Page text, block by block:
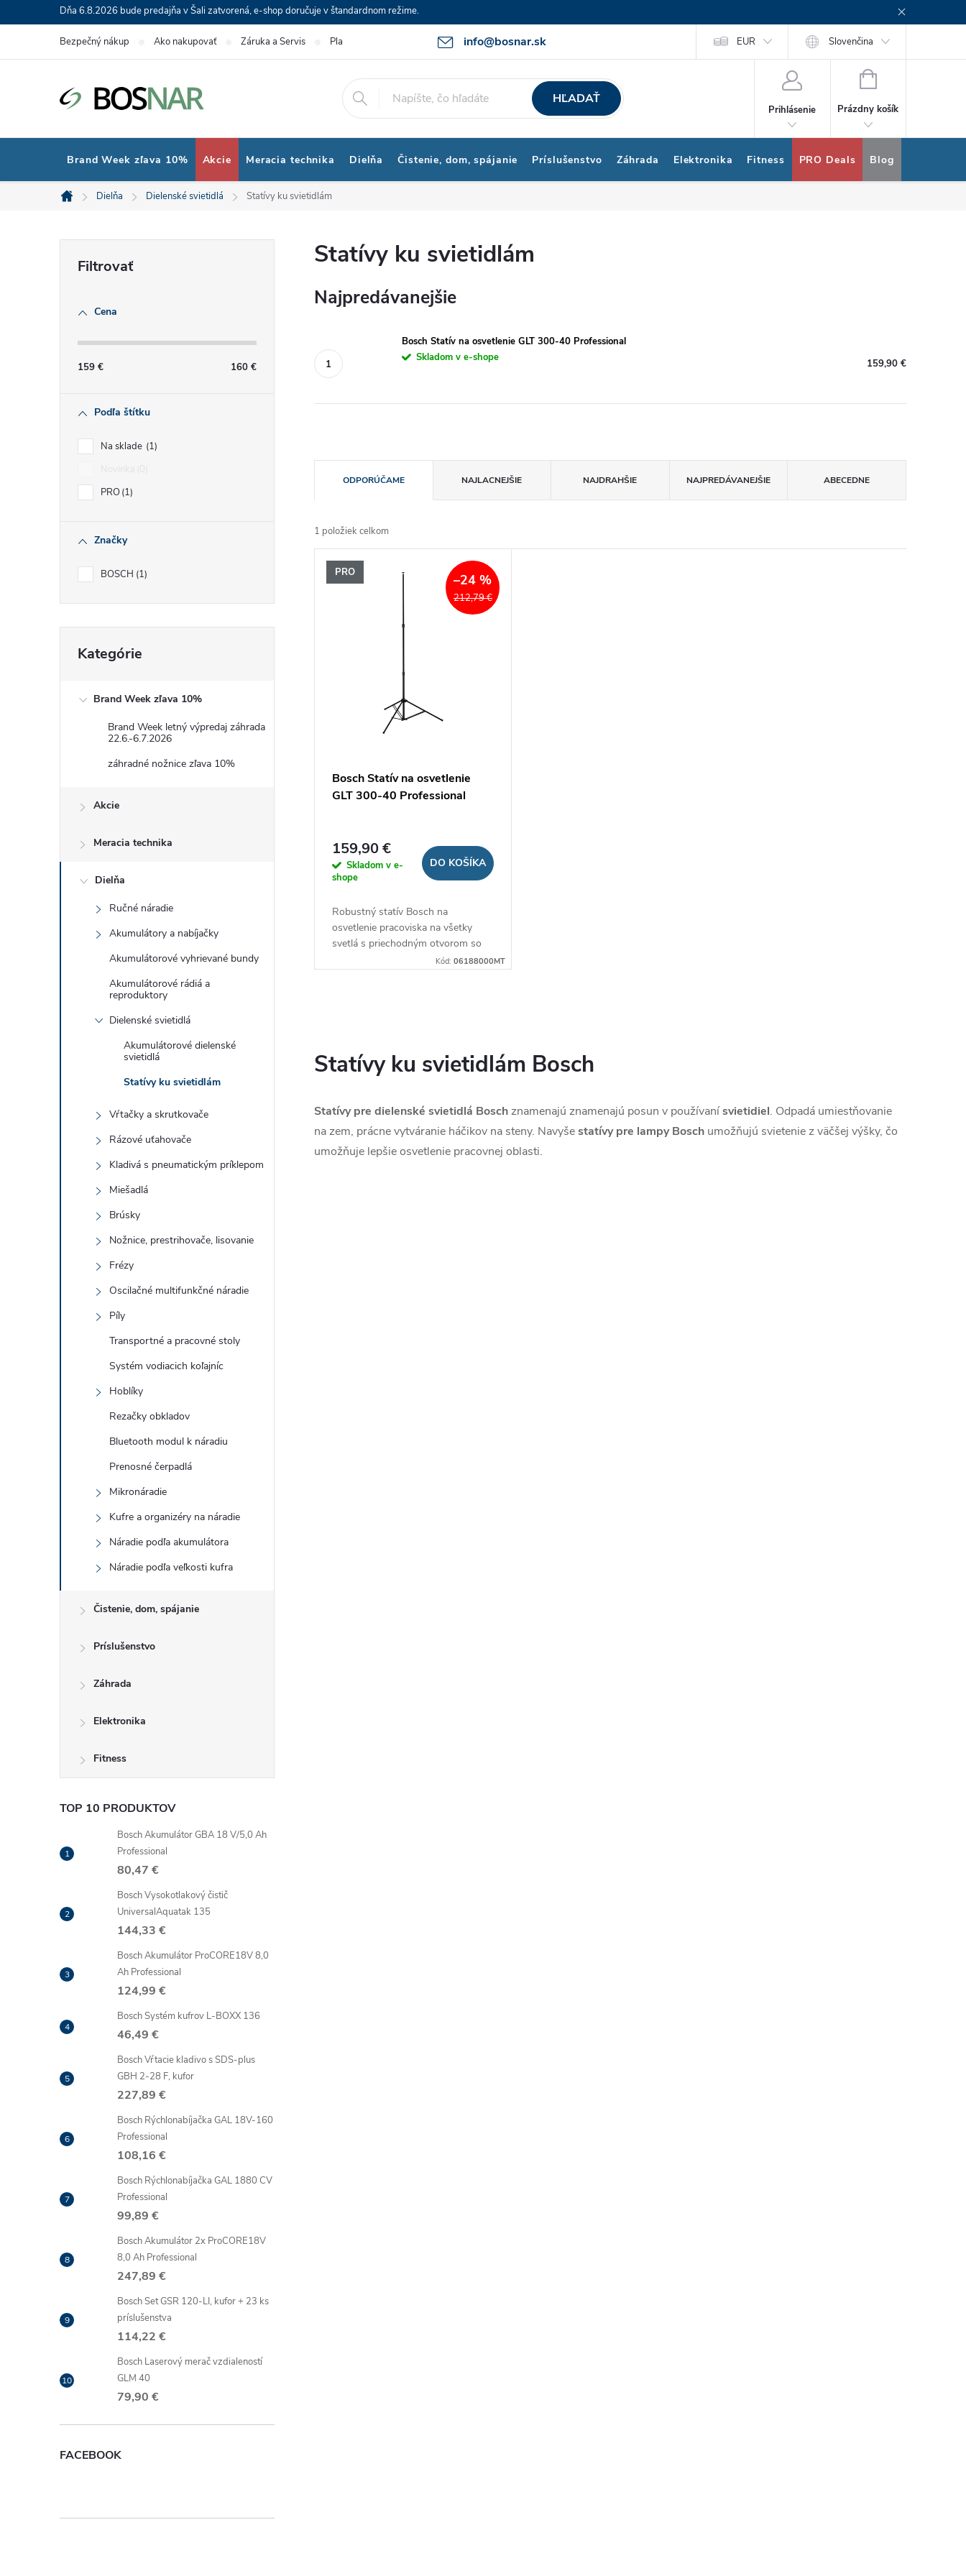
na
Dňa 6.8.2026 bude predajňa v Šali zatvorená, e-shop doručuje v štandardnom režime.
info@bosnar.sk
Bezpečný nákup Ako nakupovať Záruka a Servis Platby a Doprava Kontakty Obchodné podmienky Nákup na splátky Quatro
EUR Slovenčina
HĽADAŤ
Prihlásenie
NÁKUPNÝ
Prázdny košík
Brand Week zľava 10% Akcie Meracia technika Dielňa Čistenie, dom, spájanie Príslušenstvo Záhrada Elektronika Fitness PRO Deals Blog
Domov
Dielňa Dielenské svietidlá Statívy ku svietidlám
Cena
159 € 160 €
Podľa štítku
Na sklade 1
PRO 1
Značky
BOSCH 1
kategórie
Kategórie
Brand Week zľava 10%
Brand Week letný výpredaj záhrada
22.6.-6.7.2026
záhradné nožnice zľava 10%
Akcie
Meracia technika
Dielňa
Ručné náradie
Akumulátory a nabíjačky
Akumulátorové vyhrievané bundy
Akumulátorové rádiá a
reproduktory
Dielenské svietidlá
Akumulátorové dielenské
svietidlá
Statívy ku svietidlám
Vŕtačky a skrutkovače
Rázové uťahovače
Kladivá s pneumatickým príklepom
Miešadlá
Brúsky
Nožnice, prestrihovače, lisovanie
Frézy
Oscilačné multifunkčné náradie
Píly
Transportné a pracovné stoly
Systém vodiacich koľajníc
Hoblíky
Rezačky obkladov
Bluetooth modul k náradiu
Prenosné čerpadlá
Mikronáradie
Kufre a organizéry na náradie
Náradie podľa akumulátora
Náradie podľa veľkosti kufra
Čistenie, dom, spájanie
Príslušenstvo
Záhrada
Elektronika
Fitness
TOP 10 PRODUKTOV
Bosch Akumulátor GBA 18 V/5,0 Ah
Professional
80,47 €
Bosch Vysokotlakový čistič
UniversalAquatak 135
144,33 €
Bosch Akumulátor ProCORE18V 8,0
Ah Professional
124,99 €
Bosch Systém kufrov L-BOXX 136
46,49 €
Bosch Vŕtacie kladivo s SDS-plus
GBH 2-28 F, kufor
227,89 €
Bosch Rýchlonabíjačka GAL 18V-160
Professional
108,16 €
Bosch Rýchlonabíjačka GAL 1880 CV
Professional
99,89 €
Bosch Akumulátor 2x ProCORE18V
8,0 Ah Professional
247,89 €
Bosch Set GSR 120-LI, kufor + 23 ks
príslušenstva
114,22 €
Bosch Laserový merač vzdialeností
GLM 40
79,90 €
FACEBOOK
Statívy ku svietidlám
Najpredávanejšie
Bosch Statív na osvetlenie GLT 300-40 Professional
Skladom v e-shope
159,90 €
a
d
e
o
ODPORÚČAME NAJLACNEJŠIE NAJDRAHŠIE NAJPREDÁVANEJŠIE ABECEDNE
1 položiek celkom
V
t
PRO
212,79 €
–24 %
Bosch Statív na osvetlenie
GLT 300-40 Professional
159,90 €
Skladom v e-
shope
DO KOŠÍKA
Robustný statív Bosch na
osvetlenie pracoviska na všetky
svetlá s priechodným otvorom so
Kód:06188000MT
v
l
á
d
Statívy ku svietidlám Bosch
Statívy pre dielenské svietidlá Boschznamenajú znamenajú posun v používanísvietidiel. Odpadá umiestňovanie
na zem, prácne vytváranie háčikov na steny. Navyšestatívy pre lampy Bosch umožňujú svietenie z väčšej výšky, čo
umožňuje lepšie osvetlenie pracovnej oblasti.